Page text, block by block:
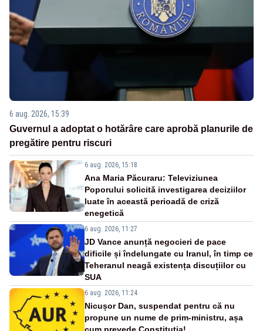
6 aug. 2026, 15:39
Guvernul a adoptat o hotărâre care aprobă planurile de
pregătire pentru riscuri
6 aug. 2026, 15:18
Ana Maria Păcuraru: Televiziunea
Poporului solicită investigarea deciziilor
luate în această perioadă de criză
enegetică
6 aug. 2026, 11:27
JD Vance anunță negocieri de pace
dificile și îndelungate cu Iranul, în timp ce
Teheranul neagă existența discuțiilor cu
SUA
6 aug. 2026, 11:24
Nicușor Dan, suspendat pentru că nu
propune un nume de prim-ministru, așa